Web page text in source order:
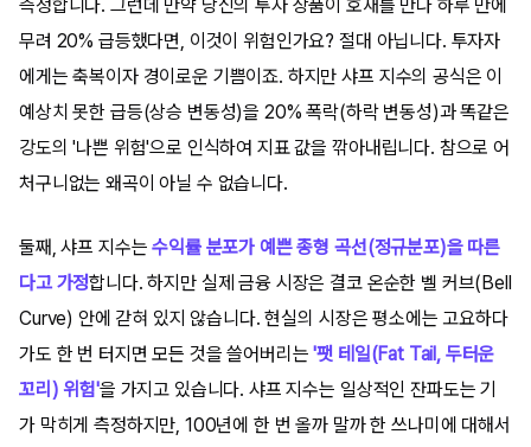
측정합니다. 그런데 만약 당신의 투자 상품이 호재를 만나 하루 만에
무려 20% 급등했다면, 이것이 위험인가요? 절대 아닙니다. 투자자
에게는 축복이자 경이로운 기쁨이죠. 하지만 샤프 지수의 공식은 이
예상치 못한 급등(상승 변동성)을 20% 폭락(하락 변동성)과 똑같은
강도의 '나쁜 위험'으로 인식하여 지표 값을 깎아내립니다. 참으로 어
처구니없는 왜곡이 아닐 수 없습니다.
둘째, 샤프 지수는수익률 분포가 예쁜 종형 곡선(정규분포)을 따른
다고 가정합니다. 하지만 실제 금융 시장은 결코 온순한 벨 커브(Bell
Curve) 안에 갇혀 있지 않습니다. 현실의 시장은 평소에는 고요하다
가도 한 번 터지면 모든 것을 쓸어버리는'팻 테일(Fat Tail, 두터운
꼬리) 위험'을 가지고 있습니다. 샤프 지수는 일상적인 잔파도는 기
가 막히게 측정하지만, 100년에 한 번 올까 말까 한 쓰나미에 대해서